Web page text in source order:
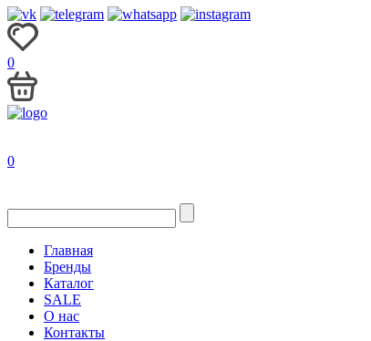
0
0
Главная
Бренды
Каталог
SALE
О нас
Контакты